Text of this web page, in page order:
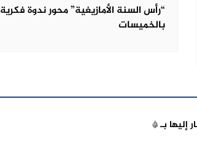
“رأس السنة الأمازيغية” محور ندوة فكرية
بالخميسات
إليها بـ*